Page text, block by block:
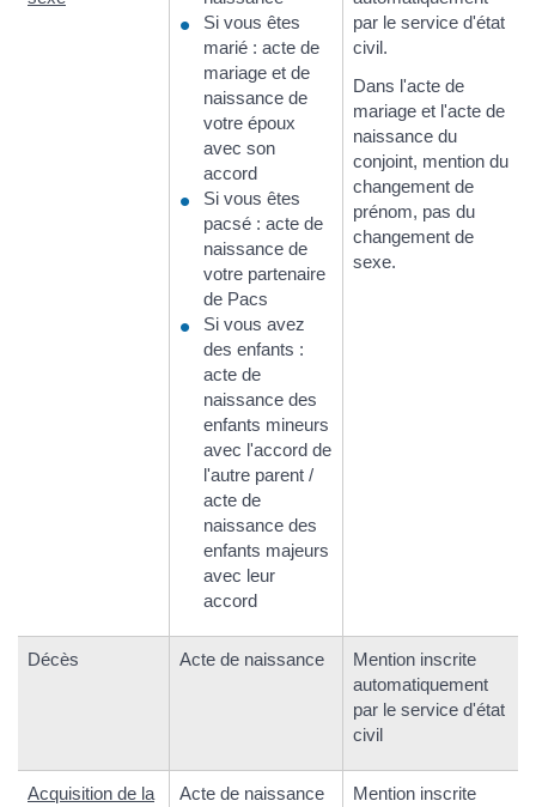
Si vous êtes
marié : acte de
mariage et de
naissance de
votre époux
avec son
accord
Si vous êtes
pacsé : acte de
naissance de
votre partenaire
de Pacs
Si vous avez
des enfants :
acte de
naissance des
enfants mineurs
avec l'accord de
l'autre parent /
acte de
naissance des
enfants majeurs
avec leur
accord
par le service d'état
civil.
Dans l'acte de
mariage et l'acte de
naissance du
conjoint, mention du
changement de
prénom, pas du
changement de
sexe.
Décès Acte de naissance
Mention inscrite
automatiquement
par le service d'état
civil
Acquisition de la
Acte de naissance
Mention inscrite